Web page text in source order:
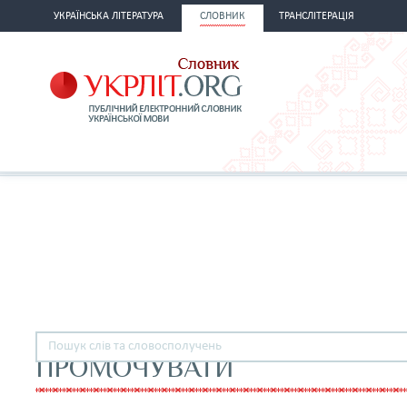
УКРАЇНСЬКА ЛІТЕРАТУРА СЛОВНИК ТРАНСЛІТЕРАЦІЯ
ПРОМОЧУВАТИ